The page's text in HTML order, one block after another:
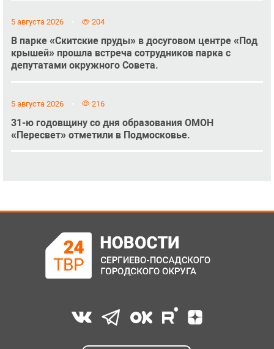
5 августа 2026 204
В парке «Скитские пруды» в досуговом центре «Под
крышей» прошла встреча сотрудников парка с
депутатами окружного Совета.
5 августа 2026 216
31-ю годовщину со дня образования ОМОН
«Пересвет» отметили в Подмосковье.